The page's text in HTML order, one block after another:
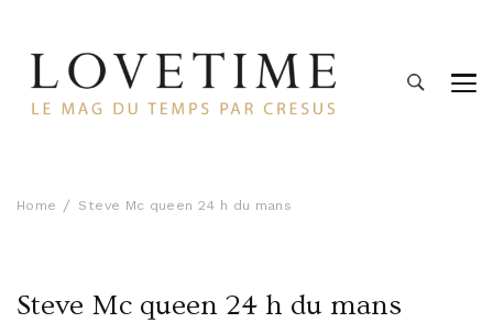
Home Steve Mc queen 24 h du mans
Steve Mc queen 24 h du mans